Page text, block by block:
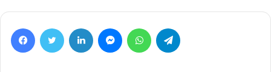
FacebookTwitter LinkedIn MessengerWhatsApp